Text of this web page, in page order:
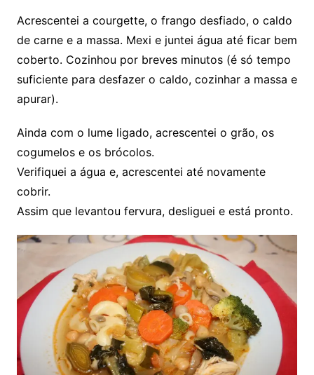
Acrescentei a courgette, o frango desfiado, o caldo
de carne e a massa. Mexi e juntei água até ficar bem
coberto. Cozinhou por breves minutos (é só tempo
suficiente para desfazer o caldo, cozinhar a massa e
apurar).
Ainda com o lume ligado, acrescentei o grão, os
cogumelos e os brócolos.
Verifiquei a água e, acrescentei até novamente
cobrir.
Assim que levantou fervura, desliguei e está pronto.